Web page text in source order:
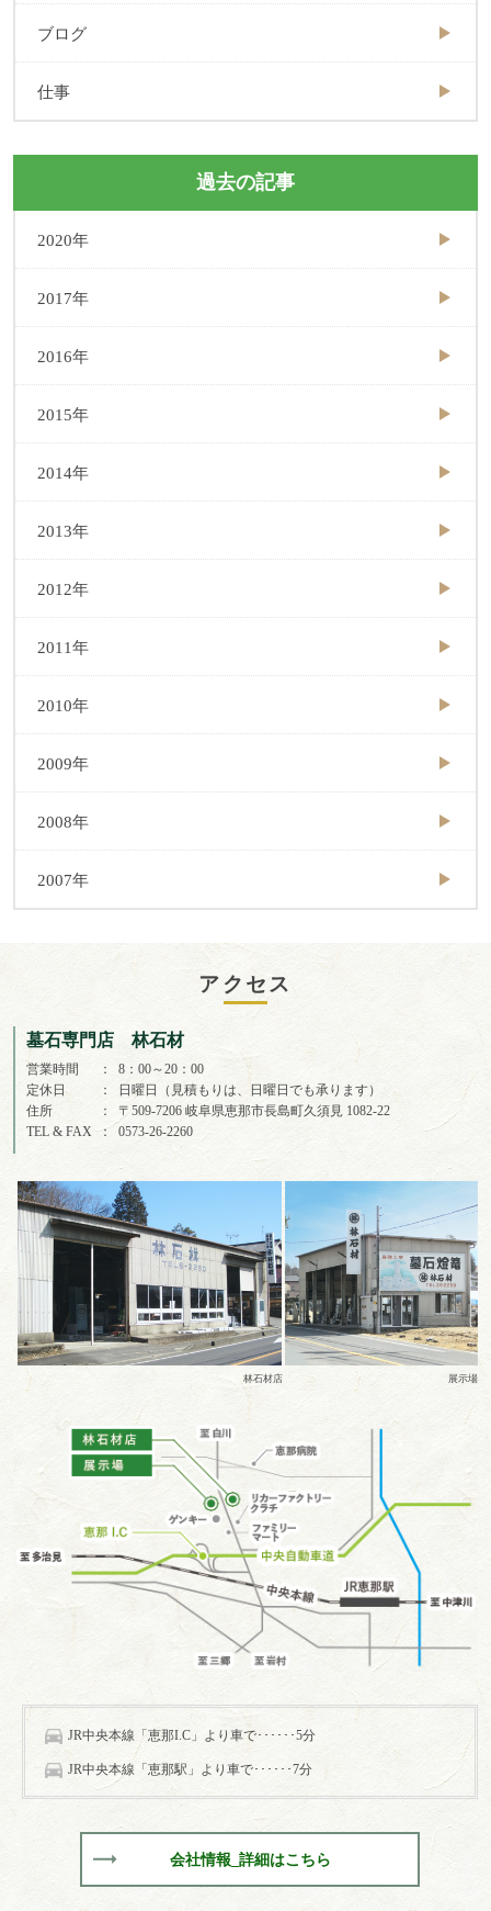
ブログ
仕事
過去の記事
2020年
2017年
2016年
2015年
2014年
2013年
2012年
2011年
2010年
2009年
2008年
2007年
アクセス
墓石専門店 林石材
営業時間
8：00～20：00
定休日
日曜日（見積もりは、日曜日でも承ります）
住所
〒509-7206 岐阜県恵那市長島町久須見 1082-22
TEL & FAX
0573-26-2260
林石材店 展示場
JR中央本線「恵那I.C」より車で･･････5分
JR中央本線「恵那駅」より車で･･････7分
会社情報_詳細はこちら